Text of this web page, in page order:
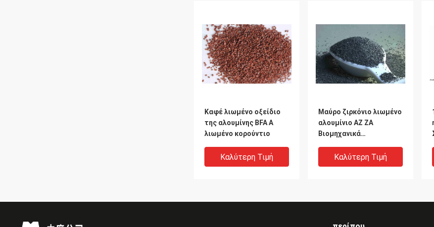
Καφέ λιωμένο οξείδιο
της αλουμίνης BFA A
λιωμένο κορούντιο
Καλύτερη Τιμή
Μαύρο ζιρκόνιο λιωμένο
αλουμίνιο AZ ZA
Βιομηχανικά
Καλύτερη Τιμή